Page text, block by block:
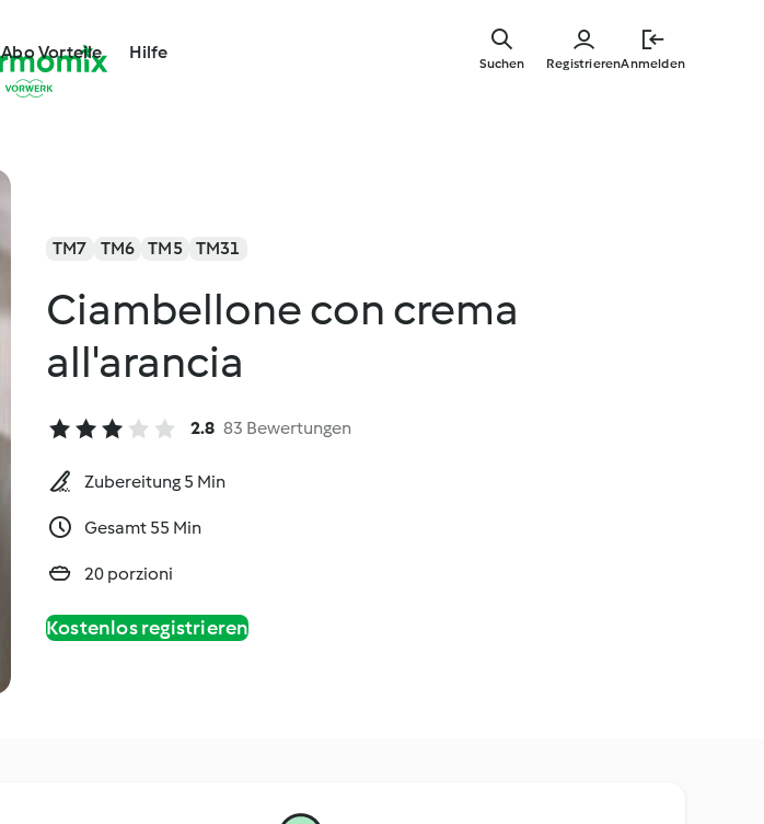
Abo Vorteile Hilfe
RegistrierenAnmelden
Suchen
TM7 TM6 TM5 TM31
Ciambellone con crema
all'arancia
2.8 83 Bewertungen
Zubereitung 5 Min
Gesamt 55 Min
20 porzioni
Kostenlos registrieren